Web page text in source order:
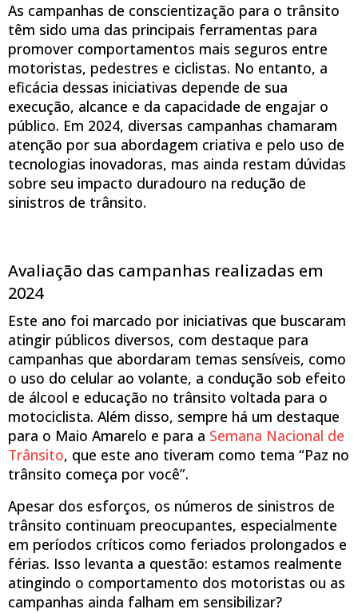
As campanhas de conscientização para o trânsito
têm sido uma das principais ferramentas para
promover comportamentos mais seguros entre
motoristas, pedestres e ciclistas. No entanto, a
eficácia dessas iniciativas depende de sua
execução, alcance e da capacidade de engajar o
público. Em 2024, diversas campanhas chamaram
atenção por sua abordagem criativa e pelo uso de
tecnologias inovadoras, mas ainda restam dúvidas
sobre seu impacto duradouro na redução de
sinistros de trânsito.
Avaliação das campanhas realizadas em
2024
Este ano foi marcado por iniciativas que buscaram
atingir públicos diversos, com destaque para
campanhas que abordaram temas sensíveis, como
o uso do celular ao volante, a condução sob efeito
de álcool e educação no trânsito voltada para o
motociclista. Além disso, sempre há um destaque
para o Maio Amarelo e para a Semana Nacional de
Trânsito, que este ano tiveram como tema “Paz no
trânsito começa por você”.
Apesar dos esforços, os números de sinistros de
trânsito continuam preocupantes, especialmente
em períodos críticos como feriados prolongados e
férias. Isso levanta a questão: estamos realmente
atingindo o comportamento dos motoristas ou as
campanhas ainda falham em sensibilizar?